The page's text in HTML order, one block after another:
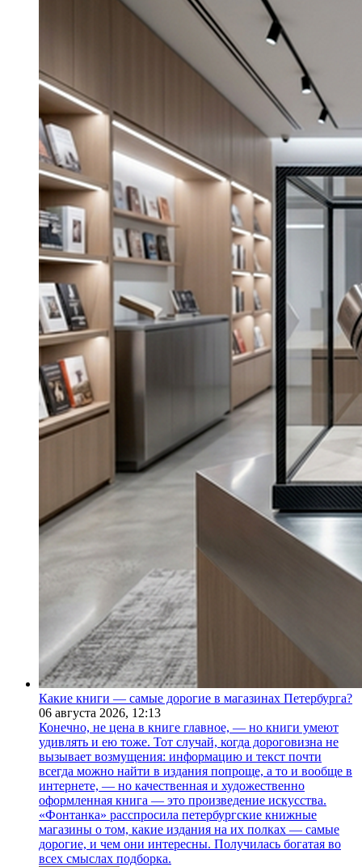
Какие книги — самые дорогие в магазинах Петербурга?
06 августа 2026, 12:13
Конечно, не цена в книге главное, — но книги умеют
удивлять и ею тоже. Тот случай, когда дороговизна не
вызывает возмущения: информацию и текст почти
всегда можно найти в издания попроще, а то и вообще в
интернете, — но качественная и художественно
оформленная книга — это произведение искусства.
«Фонтанка» расспросила петербургские книжные
магазины о том, какие издания на их полках — самые
дорогие, и чем они интересны. Получилась богатая во
всех смыслах подборка.